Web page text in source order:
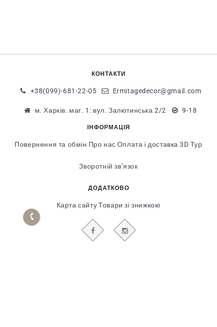
КОНТАКТИ
+38(099)-681-22-05 Ermitagedecor@gmail.com
м. Харків. маг. 1: вул. Залютинська 2/2 9-18
ІНФОРМАЦІЯ
Повернення та обмін Про нас Оплата і доставка 3D Тур
Зворотній зв’язок
ДОДАТКОВО
Карта сайту Товари зі знижкою